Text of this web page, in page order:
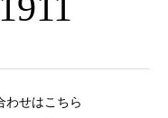
わせはこちら